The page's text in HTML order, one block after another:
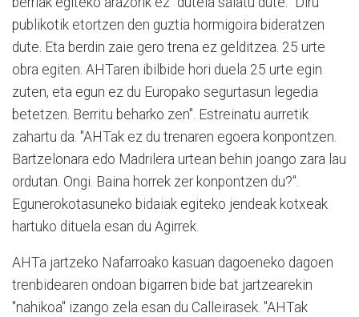
publikotik etortzen den guztia hormigoira bideratzen
dute. Eta berdin zaie gero trena ez gelditzea. 25 urte
obra egiten. AHTaren ibilbide hori duela 25 urte egin
zuten, eta egun ez du Europako segurtasun legedia
betetzen. Berritu beharko zen". Estreinatu aurretik
zahartu da. "AHTak ez du trenaren egoera konpontzen.
Bartzelonara edo Madrilera urtean behin joango zara lau
ordutan. Ongi. Baina horrek zer konpontzen du?".
Egunerokotasuneko bidaiak egiteko jendeak kotxeak
hartuko dituela esan du Agirrek.
AHTa jartzeko Nafarroako kasuan dagoeneko dagoen
trenbidearen ondoan bigarren bide bat jartzearekin
"nahikoa" izango zela esan du Calleirasek. "AHTak